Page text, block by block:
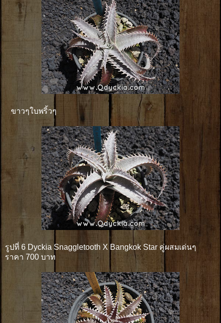
ขาวๆใบพริ้วๆ
รูปที่ 6 Dyckia Snaggletooth X Bangkok Star คู่ผสมเด่นๆ
ราคา 700 บาท